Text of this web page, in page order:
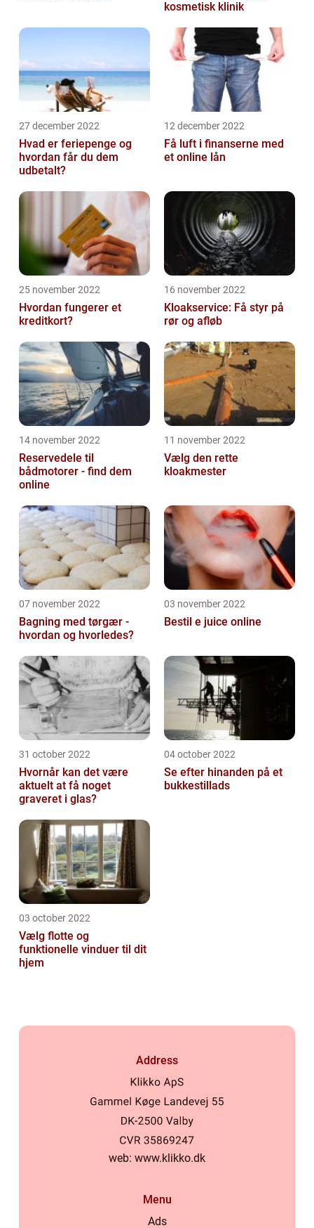
kosmetisk klinik
27 december 2022
Hvad er feriepenge og
hvordan får du dem
udbetalt?
12 december 2022
Få luft i finanserne med
et online lån
25 november 2022
Hvordan fungerer et
kreditkort?
16 november 2022
Kloakservice: Få styr på
rør og afløb
14 november 2022
Reservedele til
bådmotorer - find dem
online
11 november 2022
Vælg den rette
kloakmester
07 november 2022
Bagning med tørgær -
hvordan og hvorledes?
03 november 2022
Bestil e juice online
31 october 2022
Hvornår kan det være
aktuelt at få noget
graveret i glas?
04 october 2022
Se efter hinanden på et
bukkestillads
03 october 2022
Vælg flotte og
funktionelle vinduer til dit
hjem
Address
web: www.klikko.dk
Menu
Ads